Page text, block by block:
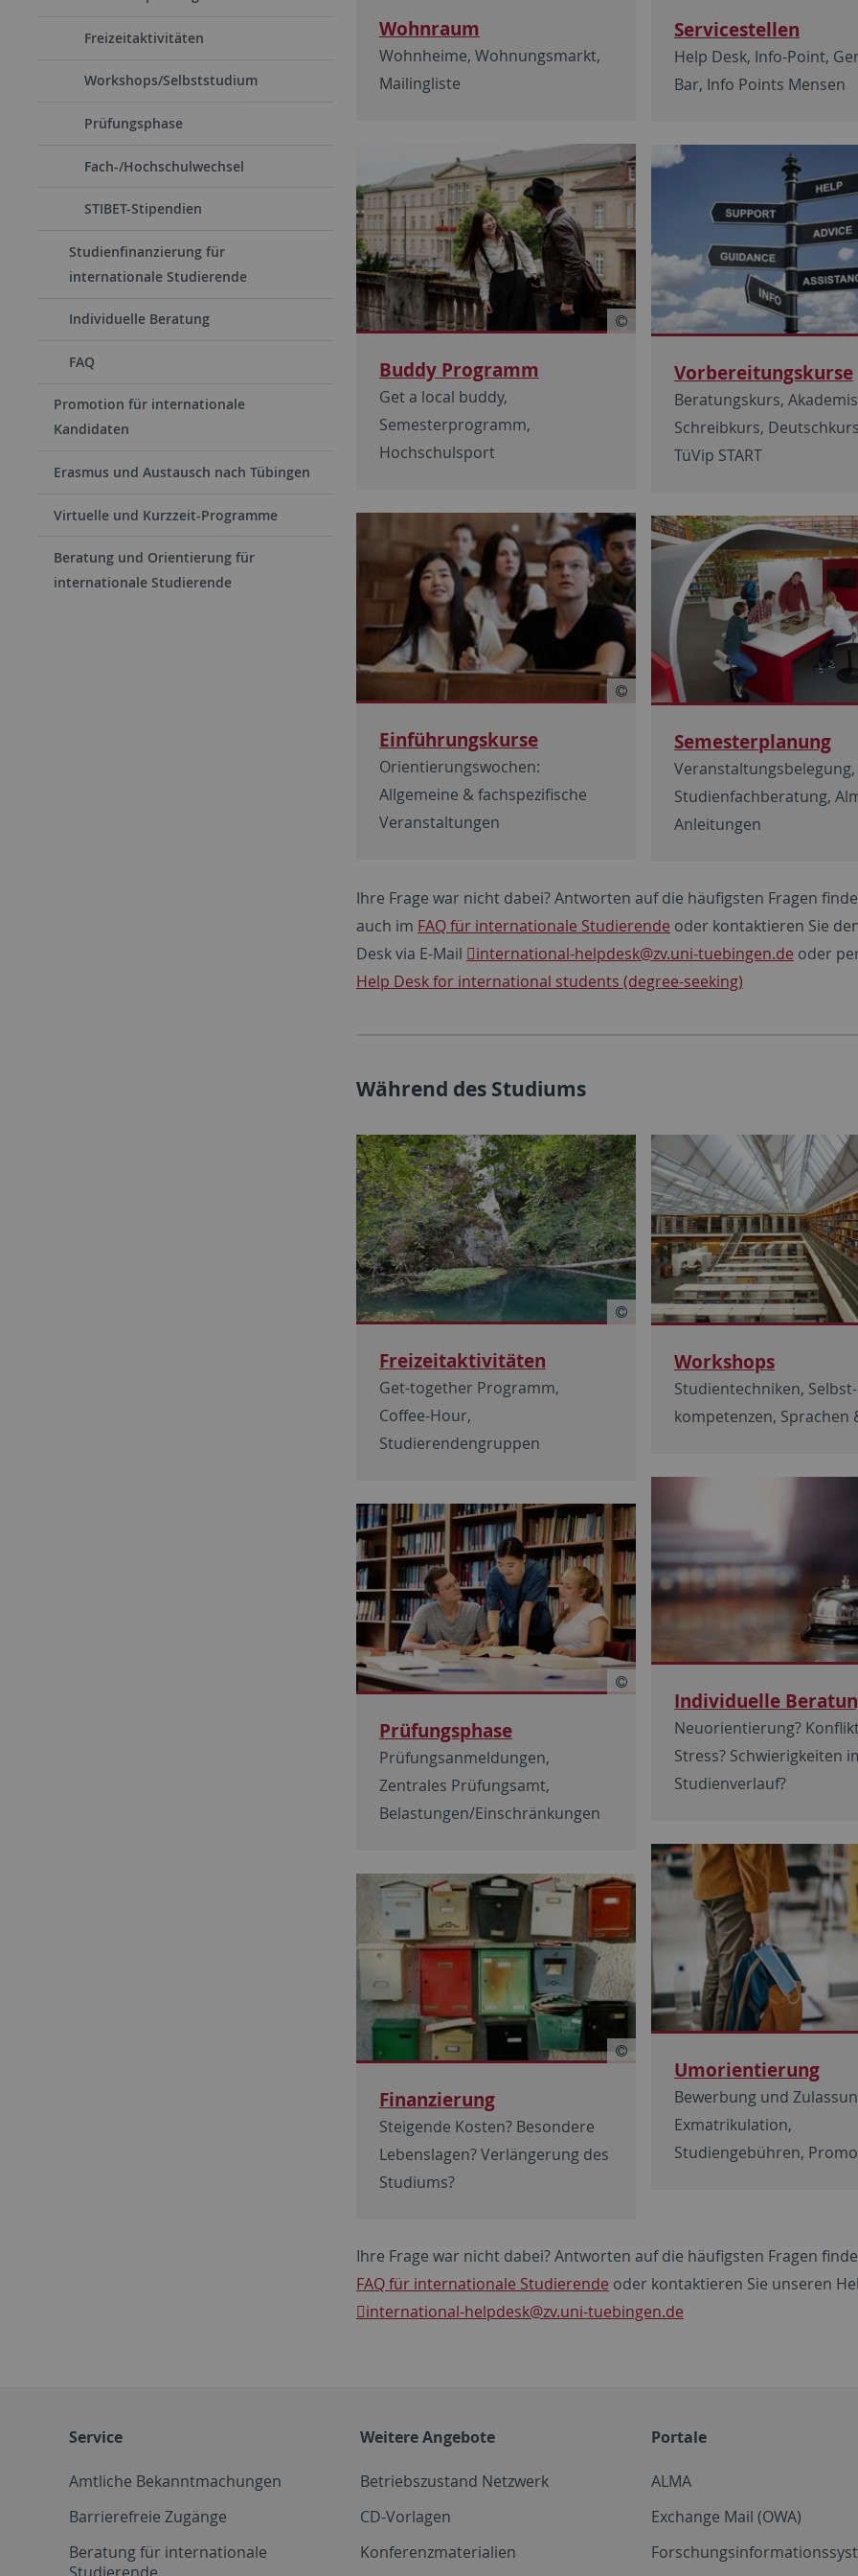
Freizeitaktivitäten
Workshops/Selbststudium
Prüfungsphase
Fach-/Hochschulwechsel
STIBET-Stipendien
Studienfinanzierung für
internationale Studierende
Individuelle Beratung
FAQ
Promotion für internationale
Kandidaten
Erasmus und Austausch nach Tübingen
Virtuelle und Kurzzeit-Programme
Beratung und Orientierung für
internationale Studierende
Wohnraum
Wohnheime, Wohnungsmarkt,
Mailingliste
Buddy Programm
Get a local buddy,
Semesterprogramm,
Hochschulsport
Einführungskurse
Orientierungswochen:
Allgemeine & fachspezifische
Veranstaltungen
Servicestellen
Help Desk, Info-Point,
Bar, Info Points Mensen
Vorbereitungskurse
Beratungskurs,
Schreibkurs,
TüVip START
Semesterplanung
Veranstaltungsbelegung,
Studienfachberatung,
Anleitungen
Ihre Frage war nicht dabei? Antworten auf die häufigsten Fragen
auch im FAQ für internationale Studierende oder kontaktieren Sie
Desk via E-Mail
international-helpdesk@zv.uni-tuebingen.de oder
Help Desk for international students (degree-seeking)
Während des Studiums
Freizeitaktivitäten
Get-together Programm,
Coffee-Hour,
Studierendengruppen
Prüfungsphase
Prüfungsanmeldungen,
Zentrales Prüfungsamt,
Belastungen/Einschränkungen
Finanzierung
Steigende Kosten? Besondere
Lebenslagen? Verlängerung des
Studiums?
Workshops
Studientechniken, Selbst-
kompetenzen, Sprachen
Individuelle
Neuorientierung?
Stress? Schwierigkeiten
Studienverlauf?
Umorientierung
Bewerbung und
Exmatrikulation,
Studiengebühren,
Ihre Frage war nicht dabei? Antworten auf die häufigsten Fragen
FAQ für internationale Studierende oder kontaktieren Sie unseren
international-helpdesk@zv.uni-tuebingen.de
Service
Amtliche Bekanntmachungen
Barrierefreie Zugänge
Beratung für internationale
Weitere Angebote
Betriebszustand Netzwerk
CD-Vorlagen
Konferenzmaterialien
Portale
ALMA
Exchange Mail (OWA)